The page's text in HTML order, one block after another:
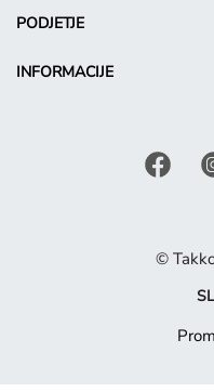
PODJETJE
INFORMACIJE
©